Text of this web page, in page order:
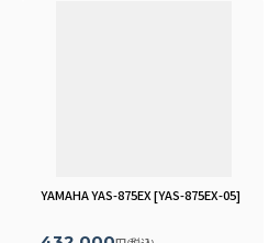
YAMAHA YAS-875EX[YAS-875EX-05]